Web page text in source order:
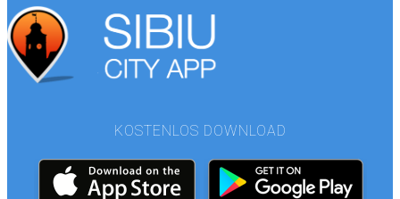
KOSTENLOS DOWNLOAD